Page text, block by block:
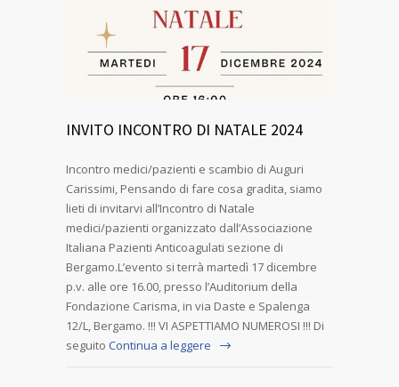
INVITO INCONTRO DI NATALE 2024
Incontro medici/pazienti e scambio di Auguri
Carissimi, Pensando di fare cosa gradita, siamo
lieti di invitarvi all’Incontro di Natale
medici/pazienti organizzato dall’Associazione
Italiana Pazienti Anticoagulati sezione di
Bergamo.L’evento si terrà martedì 17 dicembre
p.v. alle ore 16.00, presso l’Auditorium della
Fondazione Carisma, in via Daste e Spalenga
12/L, Bergamo. !!! VI ASPETTIAMO NUMEROSI !!! Di
seguito Continua a leggere